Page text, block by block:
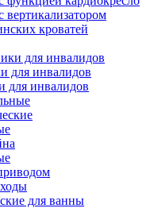
кроватей
для инвалидов
для инвалидов
для инвалидов
для ванны